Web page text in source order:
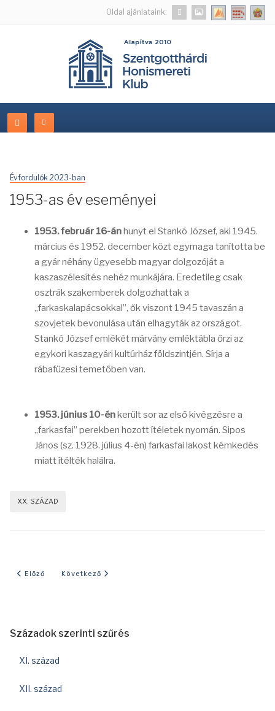
Oldal ajánlataink:
Évfordulók 2023-ban
1953-as év eseményei
1953. február 16-ánhunyt el Stankó József, aki 1945.
március és 1952. december közt egymaga tanította be
a gyár néhány ügyesebb magyar dolgozóját a
kaszaszélesítés nehéz munkájára. Eredetileg csak
osztrák szakemberek dolgozhattak a
„farkaskalapácsokkal”, ők viszont 1945 tavaszán a
szovjetek bevonulása után elhagyták az országot.
Stankó József emlékét márvány emléktábla őrzi az
egykori kaszagyári kultúrház földszintjén. Sírja a
rábafüzesi temetőben van.
1953. június 10-énkerült sor az első kivégzésre a
„farkasfai” perekben hozott ítéletek nyomán. Sipos
János (sz. 1928. július 4-én) farkasfai lakost kémkedés
miatt ítélték halálra.
XX. SZÁZAD
Előző cikk: 1958-as év eseményei
Előző Következő cikk: 1948-as év eseményei
Következő
Századok szerinti szűrés
XI. század
XII. század